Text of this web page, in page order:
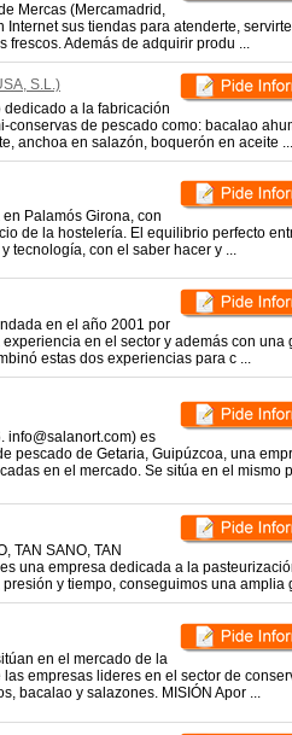
Mercas (Mercamadrid,
Internet sus tiendas para atenderte,
frescos. Además de adquirir produ ...
S.L.)
a la fabricación
conservas de pescado como: bacalao
anchoa en salazón, boquerón en aceite ...
Palamós Girona, con
de la hostelería. El equilibrio perfecto
tecnología, con el saber hacer y ...
en el año 2001 por
en el sector y además con una
estas dos experiencias para c ...
info@salanort.com) es
pescado de Getaria, Guipúzcoa, una
en el mercado. Se sitúa en el mismo
TAN SANO, TAN
es una empresa dedicada a la
y tiempo, conseguimos una amplia
en el mercado de la
empresas lideres en el sector de
bacalao y salazones. MISIÓN Apor ...